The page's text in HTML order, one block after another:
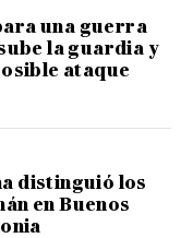
una guerra
la guardia y
ataque
distinguió los
en Buenos